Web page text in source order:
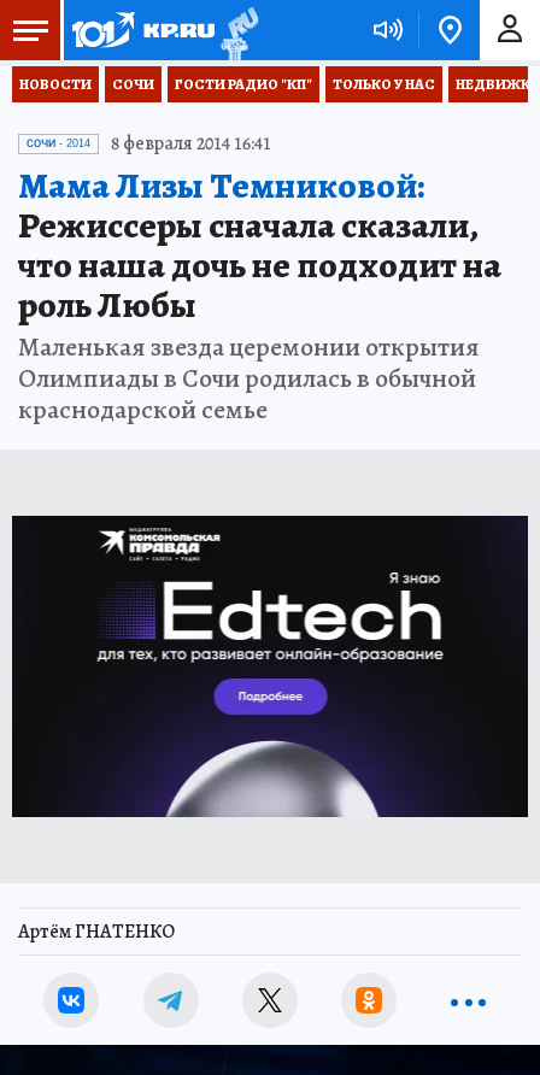
НОВОСТИ СОЧИ ГОСТИ РАДИО "КП" ТОЛЬКО У НАС НЕДВИЖКА
СОЧИ - 2014 8 февраля 2014 16:41
Мама Лизы Темниковой:
Режиссеры сначала сказали,
что наша дочь не подходит на
роль Любы
Маленькая звезда церемонии открытия
Олимпиады в Сочи родилась в обычной
краснодарской семье
Артём ГНАТЕНКО